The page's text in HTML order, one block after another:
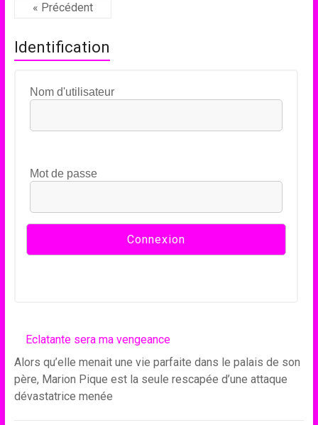
« Précédent
Identification
Nom d'utilisateur
Mot de passe
Eclatante sera ma vengeance
Alors qu’elle menait une vie parfaite dans le palais de son
père, Marion Pique est la seule rescapée d’une attaque
dévastatrice menée